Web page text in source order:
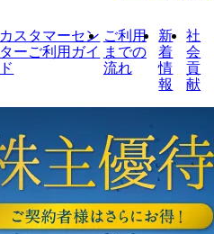
カスタマーセン
ターご利用ガイ
ド
ご利用
までの
流れ
新
着
情
報
社
会
貢
献